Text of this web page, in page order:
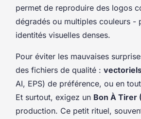
permet de reproduire des logos
dégradés ou multiples couleurs -
identités visuelles denses.
Pour éviter les mauvaises
des fichiers de qualité :
AI, EPS) de préférence, ou en
Et surtout, exigez un Bon À Tirer
production. Ce petit rituel,